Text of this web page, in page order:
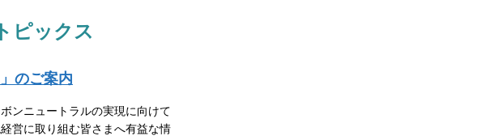
ピックス
のご案内
ンニュートラルの実現に向けて
営に取り組む皆さまへ有益な情